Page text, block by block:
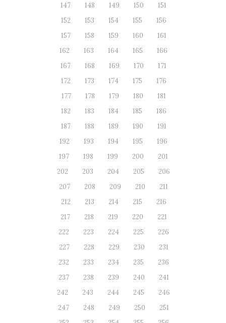
147
148 149 150
151
152
153 154 155
156
157
158 159 160
161
162
163 164 165
166
167
168 169 170
171
172
173 174 175
176
177
178 179 180
181
182
183 184 185
186
187
188 189 190
191
192
193 194 195
196
197
198 199 200
201
202
203 204 205
206
207
208 209 210
211
212
213 214 215
216
217
218 219 220
221
222
223 224 225
226
227
228 229 230
231
232
233 234 235
236
237
238 239 240
241
242
243 244 245
246
247
248 249 250
251